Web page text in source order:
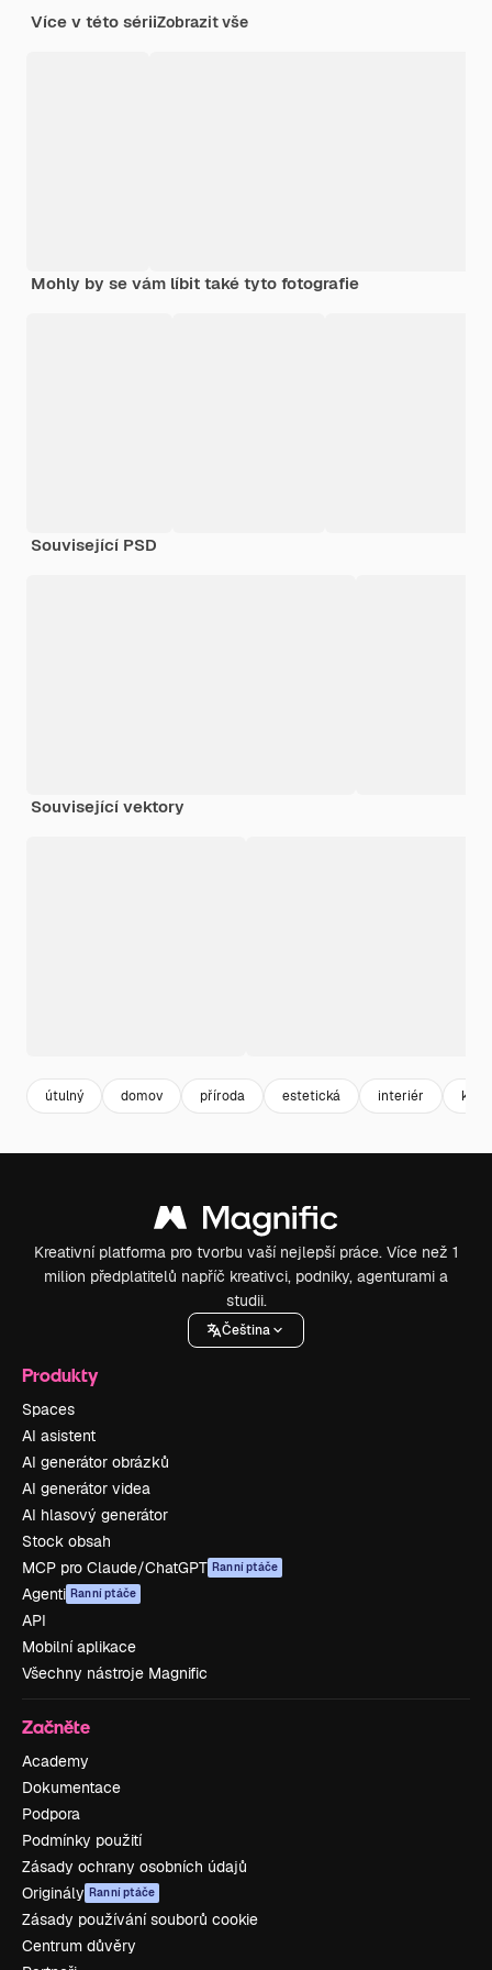
Více v této sériiZobrazit vše
Mohly by se vám líbit také tyto fotografie
Související PSD
Související vektory
útulný domov příroda estetická interiér
Kreativní platforma pro tvorbu vaší nejlepší práce. Více než 1
milion předplatitelů napříč kreativci, podniky, agenturami a
studii.
Čeština
Produkty
Spaces
AI asistent
AI generátor obrázků
AI generátor videa
AI hlasový generátor
Stock obsah
MCP pro Claude/ChatGPT Ranní ptáče
Agenti Ranní ptáče
API
Mobilní aplikace
Všechny nástroje Magnific
Začněte
Academy
Dokumentace
Podpora
Podmínky použití
Zásady ochrany osobních údajů
Originály Ranní ptáče
Zásady používání souborů cookie
Centrum důvěry